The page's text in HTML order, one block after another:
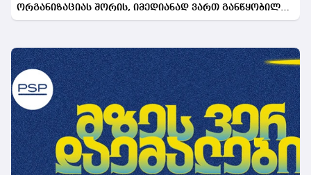
ორგანიზაციას შორის, იმედიანად ვართ განწყობილი,
რომ პროგრამის გაფართოება საკეთილდღეო შედეგს